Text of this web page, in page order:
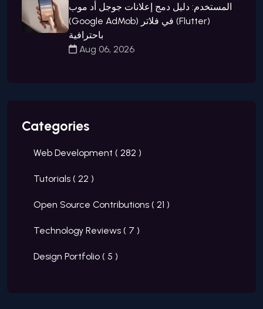
المستخدم: دليل دمج إعلانات جوجل أد موب
(Google AdMob) في فلاتر (Flutter)
باحترافية
Aug 06, 2026
Categories
Web Development ( 282 )
Tutorials ( 22 )
Open Source Contributions ( 21 )
Technology Reviews ( 7 )
Design Portfolio ( 5 )